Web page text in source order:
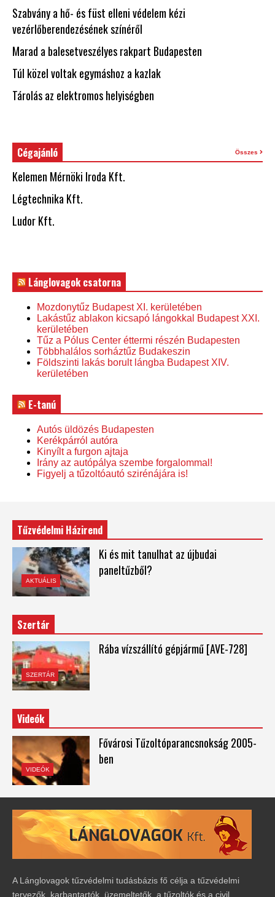
Szabvány a hő- és füst elleni védelem kézi
vezérlőberendezésének színéről
Marad a balesetveszélyes rakpart Budapesten
Túl közel voltak egymáshoz a kazlak
Tárolás az elektromos helyiségben
Cégajánló Összes
Kelemen Mérnöki Iroda Kft.
Légtechnika Kft.
Ludor Kft.
Lánglovagok csatorna
Mozdonytűz Budapest XI. kerületében
Lakástűz ablakon kicsapó lángokkal Budapest XXI.
kerületében
Tűz a Pólus Center éttermi részén Budapesten
Többhalálos sorháztűz Budakeszin
Földszinti lakás borult lángba Budapest XIV.
kerületében
E-tanú
Autós üldözés Budapesten
Kerékpárról autóra
Kinyílt a furgon ajtaja
Irány az autópálya szembe forgalommal!
Figyelj a tűzoltóautó szirénájára is!
Tűzvédelmi Házirend
AKTUÁLIS
Ki és mit tanulhat az újbudai
paneltűzből?
Szertár
SZERTÁR
Rába vízszállító gépjármű [AVE-728]
Videók
VIDEÓK
Fővárosi Tűzoltóparancsnokság 2005-
ben
A Lánglovagok tűzvédelmi tudásbázis fő célja a tűzvédelmi
tervezők, karbantartók, üzemeltetők, a tűzoltók és a civil